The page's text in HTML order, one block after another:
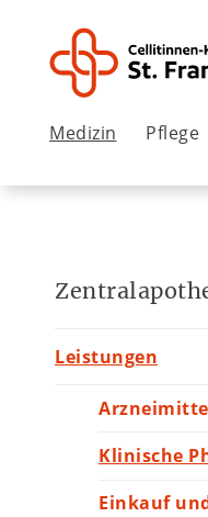
Medizin Pflege
Leistungen
Klinische
Einkauf